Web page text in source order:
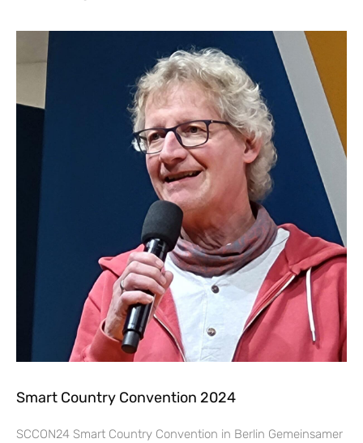
Smart Country Convention 2024
SCCON24 Smart Country Convention in Berlin Gemeinsamer